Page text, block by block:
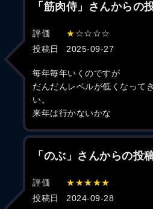
「筋肉侍」さんからの
評価 ★☆☆☆☆
投稿日
2025-09-27
毎年毎年いくのですが
だんだんレベルが低くなって
い。
来年は行かないかな
「のぶ」さんからの投
評価
★★★★★
投稿日
2024-09-28